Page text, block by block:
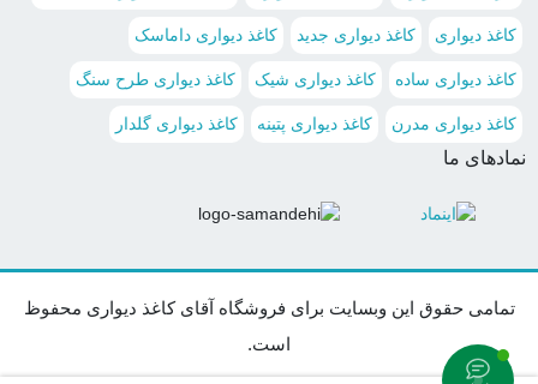
کاغذ دیواری کاغذ دیواری جدید کاغذ دیواری داماسک
کاغذ دیواری ساده کاغذ دیواری شیک کاغذ دیواری طرح سنگ
کاغذ دیواری مدرن کاغذ دیواری پتینه کاغذ دیواری گلدار
نمادهای ما
تمامی حقوق این وبسایت برای فروشگاه آقای کاغذ دیواری محفوظ
است.